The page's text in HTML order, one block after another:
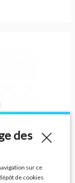
des
sur ce
de cookies